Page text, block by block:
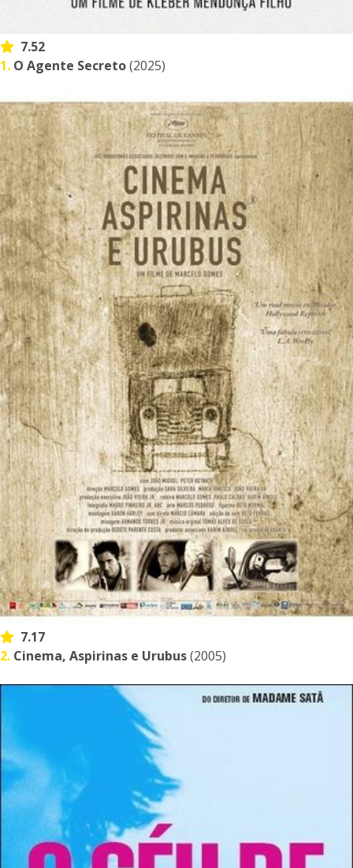
7.52
1. O Agente Secreto(2025)
7.17
2. Cinema, Aspirinas e Urubus(2005)